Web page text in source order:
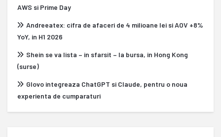
AWS si Prime Day
Andreeatex: cifra de afaceri de 4 milioane lei si AOV +8%
YoY, in H1 2026
Shein se va lista – in sfarsit – la bursa, in Hong Kong
(surse)
Glovo integreaza ChatGPT si Claude, pentru o noua
experienta de cumparaturi